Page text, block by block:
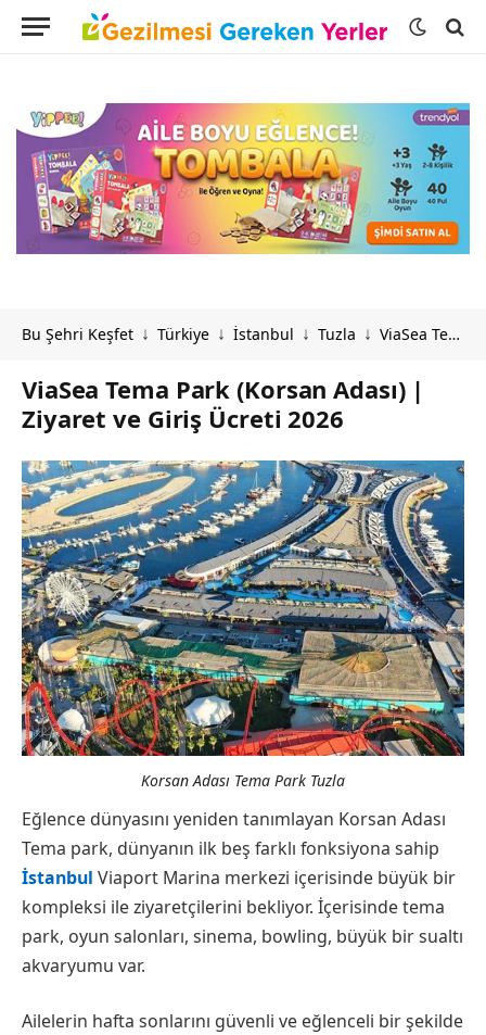
Bu Şehri Keşfet ↓ Türkiye ↓ İstanbul ↓ Tuzla ↓ ViaSea Tema Park (Korsan Adası) | Ziyaret ve Giriş Ücreti 2026
ViaSea Tema Park (Korsan Adası) |
Ziyaret ve Giriş Ücreti 2026
Korsan Adası Tema Park Tuzla
Eğlence dünyasını yeniden tanımlayan Korsan Adası
Tema park, dünyanın ilk beş farklı fonksiyona sahip
İstanbul Viaport Marina merkezi içerisinde büyük bir
kompleksi ile ziyaretçilerini bekliyor. İçerisinde tema
park, oyun salonları, sinema, bowling, büyük bir sualtı
akvaryumu var.
Ailelerin hafta sonlarını güvenli ve eğlenceli bir şekilde